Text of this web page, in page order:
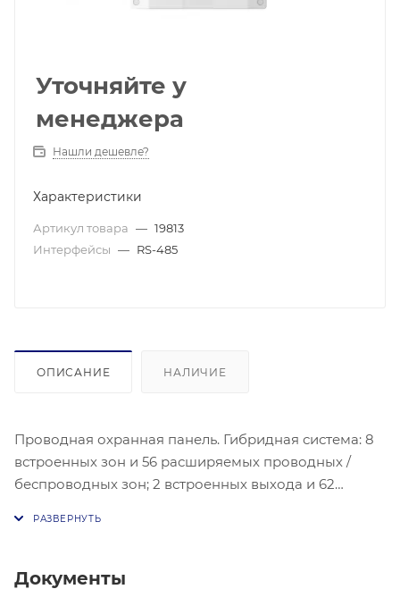
Уточняйте у
менеджера
Нашли дешевле?
Характеристики
Артикул товара — 19813
Интерфейсы — RS-485
ОПИСАНИЕ НАЛИЧИЕ
Проводная охранная панель. Гибридная система: 8
встроенных зон и 56 расширяемых проводных /
беспроводных зон; 2 встроенных выхода и 62
3G / 4G с использованием основного и резервного
Документы